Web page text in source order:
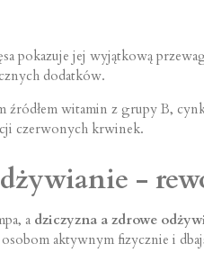
pokazuje jej wyjątkową
dodatków.
źródłem witamin z grupy B,
czerwonych krwinek.
-
a dziczyzna a zdrowe
aktywnym fizycznie i